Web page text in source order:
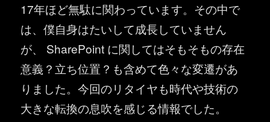
17年ほど無駄に関わっています。その中で
は、僕自身はたいして成長していません
が、 SharePoint に関してはそもそもの存在
意義？立ち位置？も含めて色々な変遷があ
りました。今回のリタイヤも時代や技術の
大きな転換の息吹を感じる情報でした。